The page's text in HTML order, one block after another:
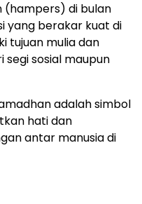
(hampers) di bulan
yang berakar kuat di
tujuan mulia dan
sosial maupun
adalah simbol
hati dan
antar manusia di